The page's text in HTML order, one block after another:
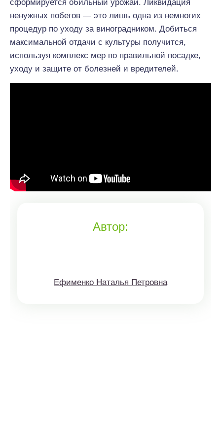
сформируется обильный урожай. Ликвидация
ненужных побегов — это лишь одна из немногих
процедур по уходу за виноградником. Добиться
максимальной отдачи с культуры получится,
используя комплекс мер по правильной посадке,
уходу и защите от болезней и вредителей.
Автор:
Ефименко Наталья Петровна